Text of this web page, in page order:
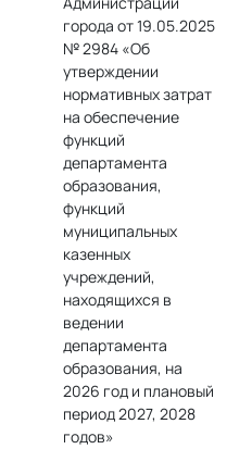
города от 19.05.2025
№ 2984 «Об
утверждении
нормативных затрат
на обеспечение
функций
департамента
образования,
функций
муниципальных
казенных
учреждений,
находящихся в
ведении
департамента
образования, на
2026 год и плановый
период 2027, 2028
годов»